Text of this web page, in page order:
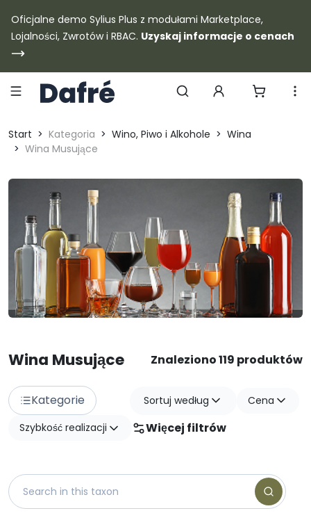
Dafre
Oficjalne demo Sylius Plus z modułami Marketplace,
Lojalności, Zwrotów i RBAC. Uzyskaj informacje o cenach
Start
Kategoria Wino, Piwo i Alkohole
Wina
Wina Musujące
Wina Musujące Znaleziono 119 produktów
Kategorie Sortuj według
Cena
Szybkość realizacji
Więcej filtrów